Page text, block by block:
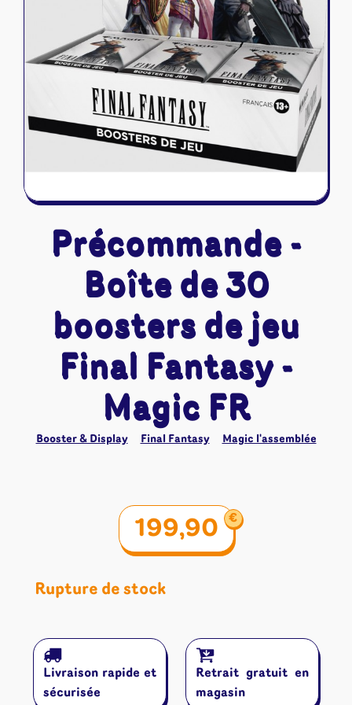
Naruto Mythos
Autres
Tapis de jeu
Précommande -
Boîte de 30
boosters de jeu
Final Fantasy -
Magic FR
Booster & Display Final Fantasy Magic l'assemblée
199,90 €
Rupture de stock
Livraison rapide et
sécurisée
Retrait gratuit en
magasin